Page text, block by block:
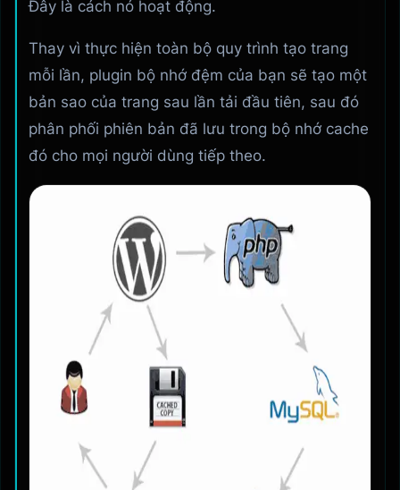
Đây là cách nó hoạt động.
Thay vì thực hiện toàn bộ quy trình tạo trang
mỗi lần, plugin bộ nhớ đệm của bạn sẽ tạo một
bản sao của trang sau lần tải đầu tiên, sau đó
phân phối phiên bản đã lưu trong bộ nhớ cache
đó cho mọi người dùng tiếp theo.